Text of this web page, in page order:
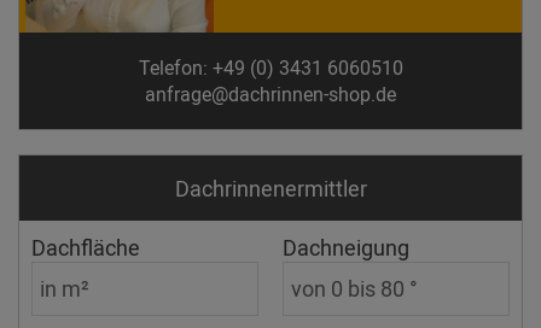
Telefon: +49 (0) 3431 6060510
anfrage@dachrinnen-shop.de
Dachrinnen­ermittler
Dachfläche Dachneigung